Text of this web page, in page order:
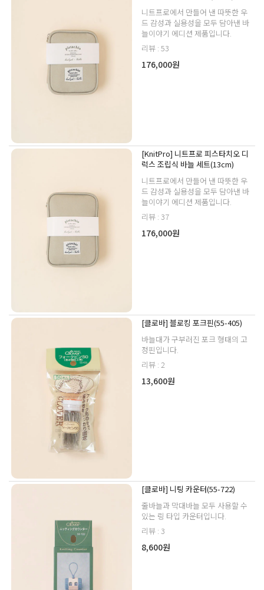
니트프로에서 만들어 낸 따뜻한 우
드 감성과 실용성을 모두 담아낸 바
늘이야기 에디션 제품입니다.
리뷰 : 53
176,000원
[KnitPro] 니트프로 피스타치오 디
럭스 조립식 바늘 세트(13cm)
니트프로에서 만들어 낸 따뜻한 우
드 감성과 실용성을 모두 담아낸 바
늘이야기 에디션 제품입니다.
리뷰 : 37
176,000원
[클로바] 블로킹 포크핀(55-405)
바늘대가 구부러진 포크 형태의 고
정핀입니다.
리뷰 : 2
13,600원
[클로바] 니팅 카운터(55-722)
줄바늘과 막대바늘 모두 사용할 수
있는 링 타입 카운터입니다.
리뷰 : 3
8,600원